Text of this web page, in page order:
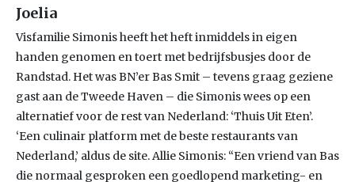
Joelia
Visfamilie Simonis heeft het heft inmiddels in eigen
handen genomen en toert met bedrijfsbusjes door de
Randstad. Het was BN’er Bas Smit – tevens graag geziene
gast aan de Tweede Haven – die Simonis wees op een
alternatief voor de rest van Nederland: ‘Thuis Uit Eten’.
‘Een culinair platform met de beste restaurants van
Nederland,’ aldus de site. Allie Simonis: “Een vriend van Bas
die normaal gesproken een goedlopend marketing- en